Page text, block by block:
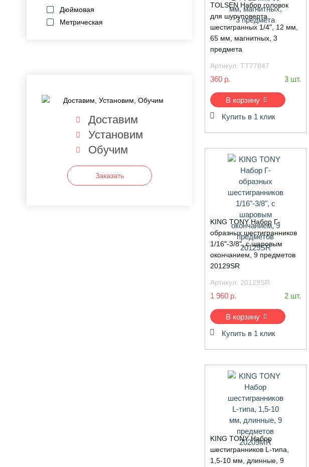
Дюймовая
Метрическая
Доставим
Установим
Обучим
Заказать
TOLSEN Набор головок
для шуруповерта
шестигранных 1/4", 12 мм,
65 мм, магнитных, 3
предмета
Артикул: TT77847
360 р. 3 шт.
В корзину
Купить в 1 клик
KING TONY Набор Г-
образных шестигранников
1/16"-3/8", с шаровым
окончанием, 9 предметов
20129SR
Артикул: 20129SR
1 960 р. 2 шт.
В корзину
Купить в 1 клик
KING TONY Набор
шестигранников L-типа,
1,5-10 мм, длинные, 9